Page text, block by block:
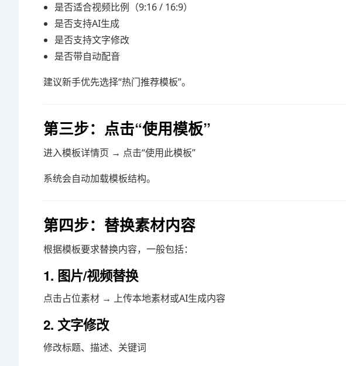
是否适合视频比例（9:16 / 16:9）
是否支持AI生成
是否支持文字修改
是否带自动配音
建议新手优先选择“热门推荐模板”。
第三步：点击“使用模板”
进入模板详情页 → 点击“使用此模板”
系统会自动加载模板结构。
第四步：替换素材内容
根据模板要求替换内容，一般包括：
1. 图片/视频替换
点击占位素材 → 上传本地素材或AI生成内容
2. 文字修改
修改标题、描述、关键词